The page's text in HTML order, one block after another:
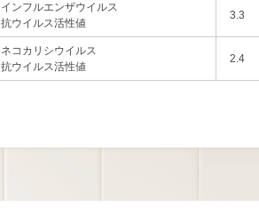
インフルエンザウイルス
抗ウイルス活性値
3.3
ネコカリシウイルス
抗ウイルス活性値
2.4